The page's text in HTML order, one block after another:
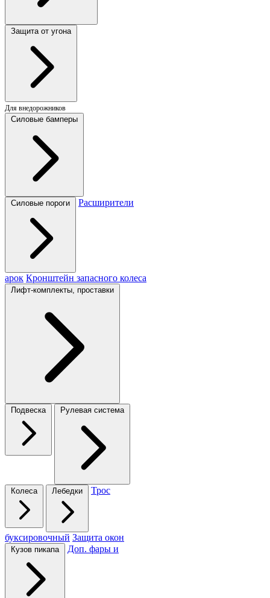
Защита от угона
Для внедорожников
Силовые бамперы
Силовые пороги Расширители
арок Кронштейн запасного колеса
Лифт-комплекты, проставки
Подвеска Рулевая система
Колеса Лебедки Трос
буксировочный Защита окон
Кузов пикапа Доп. фары и